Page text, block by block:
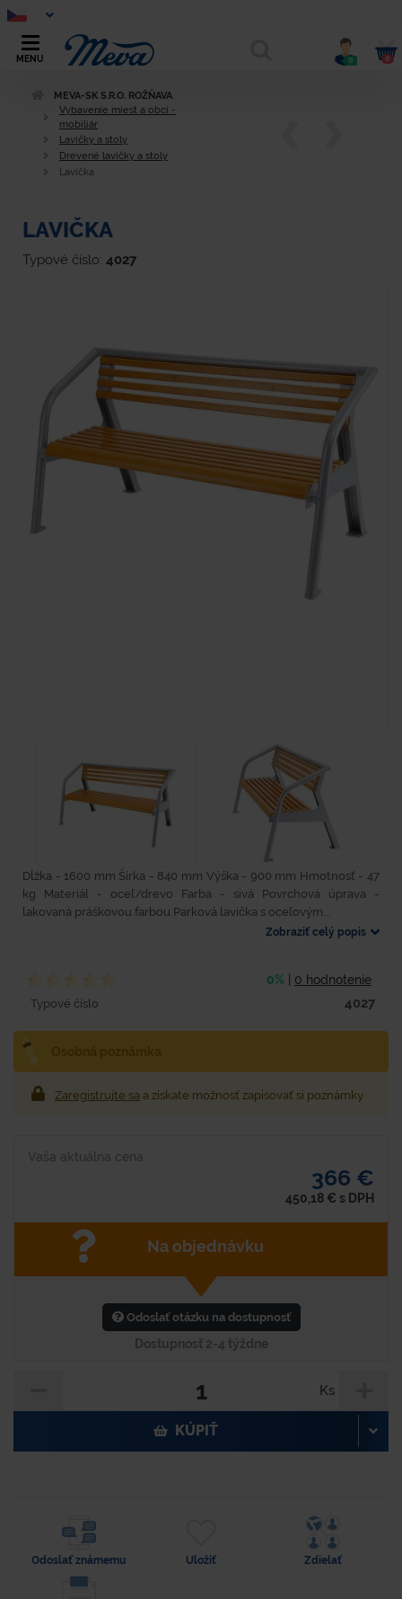
MENU 0 0
MEVA-SK S.R.O. ROŽŇAVA
Vybavenie miest a obcí -
mobiliár
Lavičky a stoly
Drevené lavičky a stoly
Lavička
LAVIČKA
Typové číslo: 4027
Dĺžka - 1600 mm Šírka - 840 mm Výška - 900 mm Hmotnosť - 47
kg Materiál - oceľ/drevo Farba - sivá Povrchová úprava -
lakovaná práškovou farbou Parková lavička s oceľovým...
Zobraziť celý popis
0% 0 hodnotenie
Typové číslo 4027
Zaregistrujte sa a získate možnosť zapisovať si poznámky
Vaša aktuálna cena
366 €
450,18 € s DPH
Na objednávku
Odoslať otázku na dostupnosť
Dostupnosť 2-4 týždne
Ks
KÚPIŤ
Odoslať známemu Uložiť Zdielať